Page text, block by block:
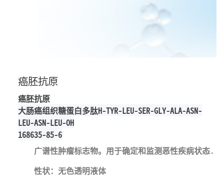
癌胚抗原
癌胚抗原
大肠癌组织糖蛋白多肽H-TYR-LEU-SER-GLY-ALA-ASN-
LEU-ASN-LEU-OH
168635-85-6
广谱性肿瘤标志物。用于确定和监测恶性疾病状态.
性状：无色透明液体